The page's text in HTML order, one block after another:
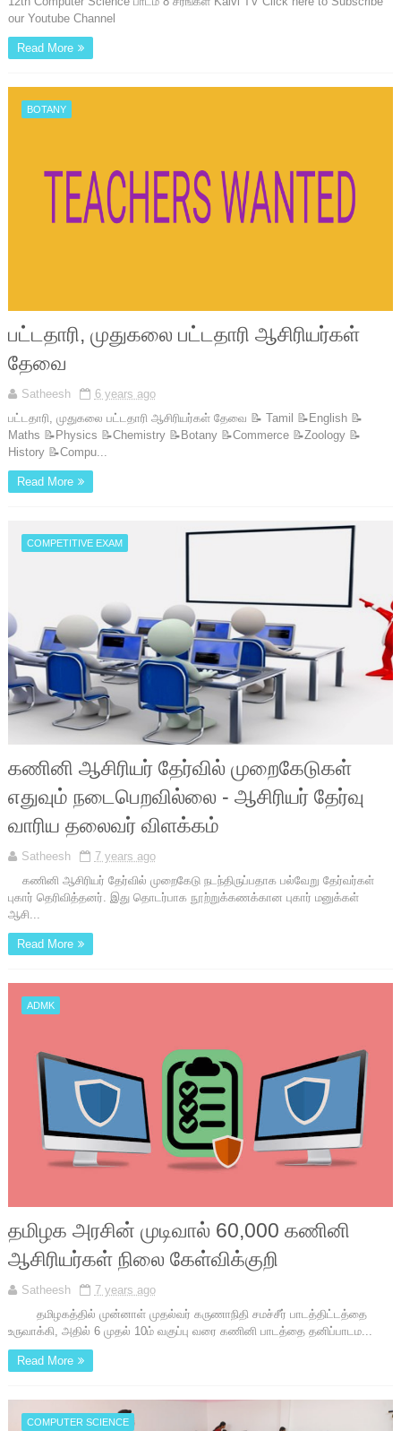
our Youtube Channel
Read More
BOTANY
பட்டதாரி, முதுகலை பட்டதாரி ஆசிரியர்கள்
தேவை
Satheesh
6 years ago
பட்டதாரி, முதுகலை பட்டதாரி ஆசிரியர்கள் தேவை 📝 Tamil 📝English 📝
Maths 📝Physics 📝Chemistry 📝Botany 📝Commerce 📝Zoology 📝
History 📝Compu...
Read More
COMPETITIVE EXAM
கணினி ஆசிரியர் தேர்வில் முறைகேடுகள்
எதுவும் நடைபெறவில்லை - ஆசிரியர் தேர்வு
வாரிய தலைவர் விளக்கம்
Satheesh
7 years ago
கணினி ஆசிரியர் தேர்வில் முறைகேடு நடந்திருப்பதாக பல்வேறு தேர்வர்கள்
புகார் தெரிவித்தனர். இது தொடர்பாக நூற்றுக்கணக்கான புகார் மனுக்கள்
ஆசி...
Read More
ADMK
தமிழக அரசின் முடிவால் 60,000 கணினி
ஆசிரியர்கள் நிலை கேள்விக்குறி
Satheesh
7 years ago
தமிழகத்தில் முன்னாள் முதல்வர் கருணாநிதி சமச்சீர் பாடத்திட்டத்தை
உருவாக்கி, அதில் 6 முதல் 10ம் வகுப்பு வரை கணினி பாடத்தை தனிப்பாடம...
Read More
COMPUTER SCIENCE